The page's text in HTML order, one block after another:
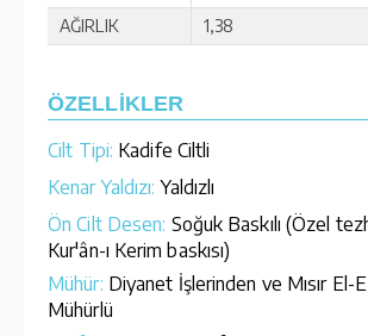
AĞIRLIK
1,38
ÖZELLİKLER
Cilt Tipi: Kadife Ciltli
Kenar Yaldızı: Yaldızlı
Ön Cilt Desen: Soğuk Baskılı (Özel
Kur'ân-ı Kerim baskısı)
Mühür: Diyanet İşlerinden ve Mısır El-
Mühürlü